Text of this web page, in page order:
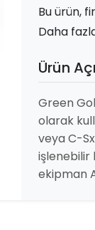
Bu ürün,
Daha
Ürün
Green
olarak
veya C-
işlenebilir
ekipman